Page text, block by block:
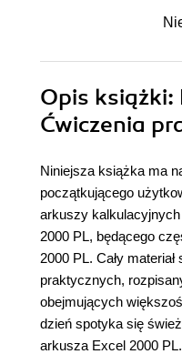
Opis książki:
Ćwiczenia
Niniejsza książka ma
początkującego
arkuszy
2000 PL, będącego
2000 PL. Cały
praktycznych,
obejmujących
dzień spotyka się
arkusza Excel 2000 PL.